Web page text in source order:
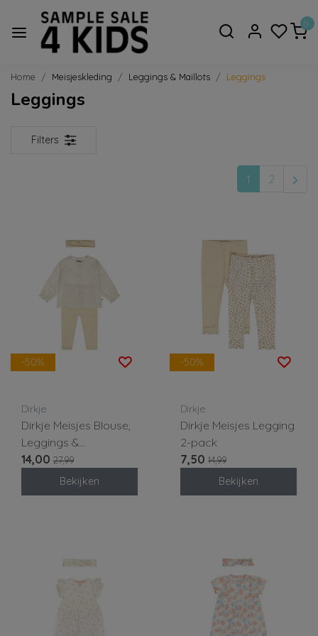
0
Home Meisjeskleding Leggings & Maillots Leggings
Leggings
Filters
1 2
-50%
Dirkje
Dirkje Meisjes Blouse,
Leggings &
Hoofdband
14,00 27,99
Bekijken
-50%
Dirkje
Dirkje Meisjes Legging
2-pack
7,50 14,99
Bekijken